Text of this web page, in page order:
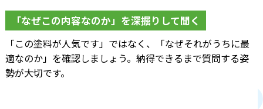
「なぜこの内容なのか」を深掘りして聞く
「この塗料が人気です」ではなく、「なぜそれがうちに最
適なのか」を確認しましょう。納得できるまで質問する姿
勢が大切です。